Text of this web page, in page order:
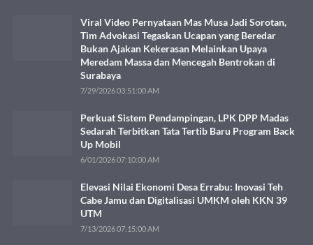
Viral Video Pernyataan Mas Musa Jadi Sorotan,
Tim Advokasi Tegaskan Ucapan yang Beredar
Bukan Ajakan Kekerasan Melainkan Upaya
Meredam Massa dan Mencegah Bentrokan di
Surabaya
7/29/2026 03:51:00 AM
Perkuat Sistem Pendampingan, LPK DPP Madas
Sedarah Terbitkan Tata Tertib Baru Program Back
Up Mobil
6/01/2026 07:10:00 AM
Elevasi Nilai Ekonomi Desa Errabu: Inovasi Teh
Cabe Jamu dan Digitalisasi UMKM oleh KKN 39
UTM
7/13/2026 07:15:00 AM